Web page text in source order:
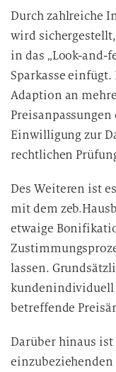
Durch zahlreiche
wird
in das „Look-and-
Sparkasse
Adaption an
Einwilligung zur
rechtlichen
Des Weiteren ist
mit dem
etwaige
lassen.
kundenindividuell
betreffende
Darüber hinaus